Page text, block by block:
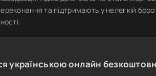
та підтримають у нелегкій
українською онлайн